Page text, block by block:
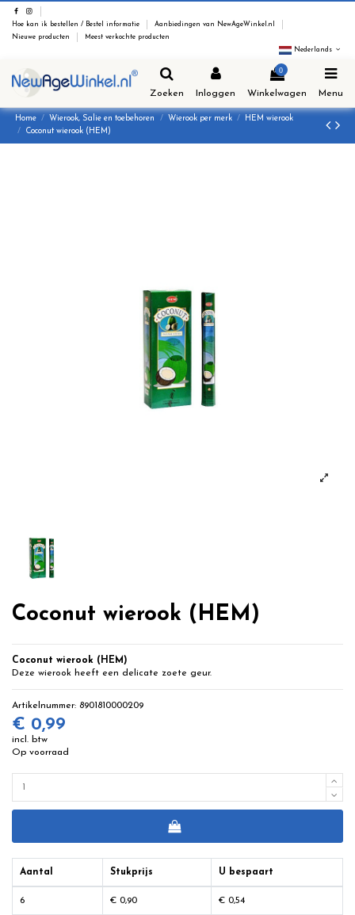
Hoe kan ik bestellen / Bestel informatie
Aanbiedingen van NewAgeWinkel.nl
Nieuwe producten
Meest verkochte producten
Nederlands
Zoeken Inloggen
0
Winkelwagen Menu
Home Wierook, Salie en toebehoren Wierook per merk
HEM wierook
Coconut wierook (HEM)
Coconut wierook (HEM)
Coconut wierook (HEM)
Deze wierook heeft een delicate zoete geur.
Artikelnummer: 8901810000209
€ 0,99
incl. btw
Op voorraad
Aantal Stukprijs U bespaart
6 € 0,90 € 0,54